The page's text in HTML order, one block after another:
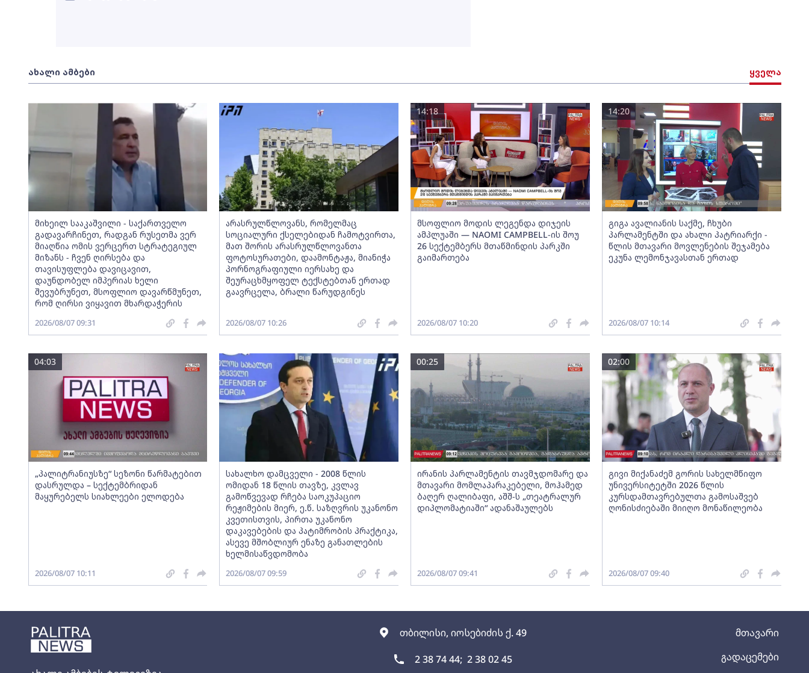
თბილისი, იოსებიძის ქ. 49
2 38 74 44; 2 38 02 45
მთავარი
გადაცემები
ახალი ამბები ყველა
მიხეილ სააკაშვილი - საქართველო
გადავარჩინეთ, რადგან რუსეთმა ვერ
მიაღწია ომის ვერცერთ სტრატეგიულ
მიზანს - ჩვენ ღირსება და
თავისუფლება დავიცავით,
დაუნდობელ იმპერიას ხელი
შევუბრუნეთ, მსოფლიო დავარწმუნეთ,
რომ ღირსი ვიყავით მხარდაჭერის
2026/08/07 09:31
არასრულწლოვანს, რომელმაც
სოციალური ქსელებიდან ჩამოტვირთა,
მათ შორის არასრულწლოვანთა
ფოტოსურათები, დაამონტაჟა, მიანიჭა
პორნოგრაფიული იერსახე და
შეურაცხმყოფელ ტექსტებთან ერთად
გაავრცელა, ბრალი წარუდგინეს
2026/08/07 10:26
მსოფლიო მოდის ლეგენდა დიჯეის
ამპლუაში — NAOMI CAMPBELL-ის შოუ
26 სექტემბერს მთაწმინდის პარკში
გაიმართება
14:18
2026/08/07 10:20
გიგა ავალიანის საქმე, ჩხუბი
პარლამენტში და ახალი პატრიარქი -
წლის მთავარი მოვლენების შეჯამება
ეკუნა ლემონჯავასთან ერთად
14:20
2026/08/07 10:14
„პალიტრანიუსზე“ სეზონი წარმატებით
დასრულდა – სექტემბრიდან
მაყურებელს სიახლეები ელოდება
04:03
2026/08/07 10:11
სახალხო დამცველი - 2008 წლის
ომიდან 18 წლის თავზე, კვლავ
გამოწვევად რჩება საოკუპაციო
რეჟიმების მიერ, ე.წ. საზღვრის უკანონო
კვეთისთვის, პირთა უკანონო
დაკავებების და პატიმრობის პრაქტიკა,
ასევე მშობლიურ ენაზე განათლების
ხელმისაწვდომობა
2026/08/07 09:59
ირანის პარლამენტის თავმჯდომარე და
მთავარი მომლაპარაკებელი, მოჰამედ
ბაღერ ღალიბაფი, აშშ-ს „თეატრალურ
დიპლომატიაში“ ადანაშაულებს
00:25
2026/08/07 09:41
გივი მიქანაძემ გორის სახელმწიფო
უნივერსიტეტში 2026 წლის
კურსდამთავრებულთა გამოსაშვებ
ღონისძიებაში მიიღო მონაწილეობა
02:00
2026/08/07 09:40